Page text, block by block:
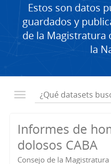
Estos son datos
guardados y
de la Magistratura
la
Informes de
dolosos CABA
Consejo de la